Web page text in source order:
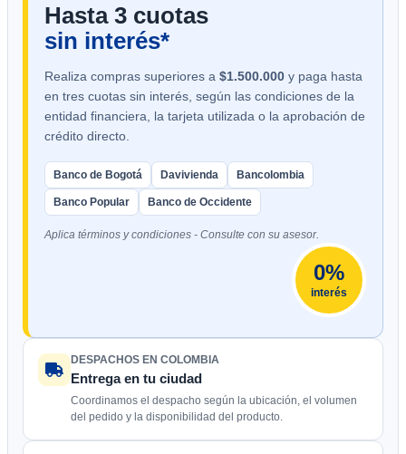
Hasta 3 cuotas
sin interés*
Realiza compras superiores a $1.500.000 y paga hasta
en tres cuotas sin interés, según las condiciones de la
entidad financiera, la tarjeta utilizada o la aprobación de
crédito directo.
Banco de Bogotá Davivienda Bancolombia
Banco Popular Banco de Occidente
Aplica términos y condiciones - Consulte con su asesor.
0%
interés
DESPACHOS EN COLOMBIA
Entrega en tu ciudad
Coordinamos el despacho según la ubicación, el volumen
del pedido y la disponibilidad del producto.